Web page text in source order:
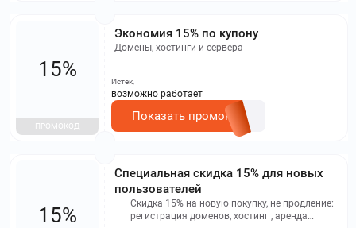
Экономия 15% по купону
Домены, хостинги и сервера
15%
ПРОМОКОД
Истек,
возможно работает
Показать промокод
Специальная скидка 15% для новых
пользователей
Скидка 15% на новую покупку, не продление:
регистрация доменов, хостинг , аренда
15%